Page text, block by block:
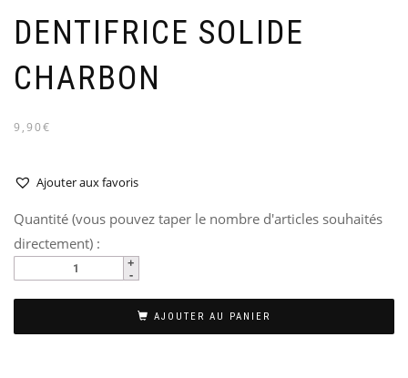
DENTIFRICE SOLIDE
CHARBON
9,90€
Ajouter aux favoris
Quantité (vous pouvez taper le nombre d'articles souhaités
directement) :
AJOUTER AU PANIER